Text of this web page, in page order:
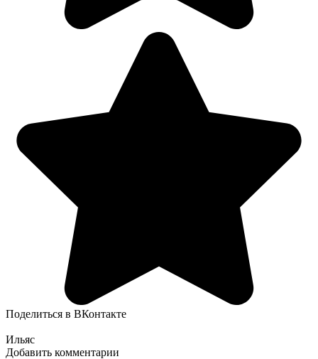
Поделиться в ВКонтакте
Ильяс
Добавить комментарии